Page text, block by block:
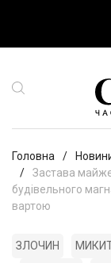
Головна
Застава
будівельного
вартою
ЗЛОЧИН